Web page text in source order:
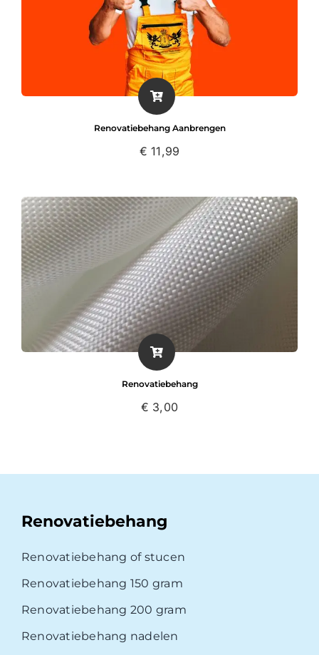
Renovatiebehang Aanbrengen
€ 11,99
Renovatiebehang
€ 3,00
Renovatiebehang
Renovatiebehang of stucen
Renovatiebehang 150 gram
Renovatiebehang 200 gram
Renovatiebehang nadelen